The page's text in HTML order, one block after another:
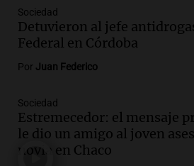
Audio.
seis meses de prisión
certificados médicos
Episodios
Audio.
40% en la Unidad de
para afrontar costos
Panorama Federal
Episodios
Sociedad
Detuvieron al jefe
Federal en Córdoba
Por Juan Federico
Sociedad
Estremecedor: el mensaje
le dio un amigo al joven
novia en Chaco